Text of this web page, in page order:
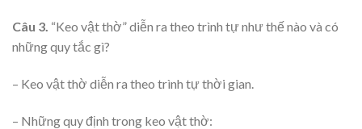
Câu 3. “Keo vật thờ” diễn ra theo trình tự như thế nào và có
những quy tắc gì?
– Keo vật thờ diễn ra theo trình tự thời gian.
– Những quy định trong keo vật thờ: